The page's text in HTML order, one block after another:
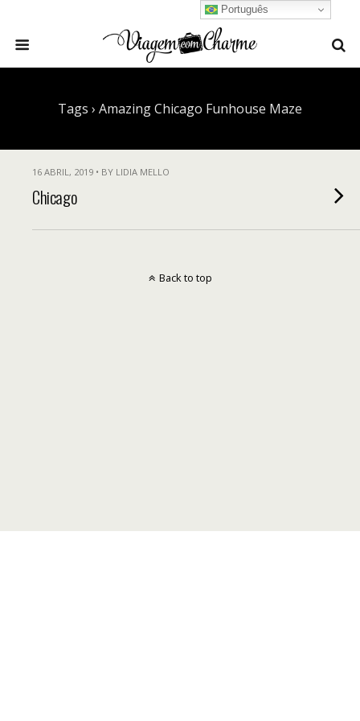
Tags › Amazing Chicago Funhouse Maze
16 ABRIL, 2019 • BY LIDIA MELLO
Chicago
Português
Back to top